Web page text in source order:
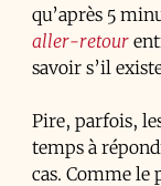
qu’après 5
aller-retour
savoir s’il
Pire, parfois,
temps à
cas. Comme